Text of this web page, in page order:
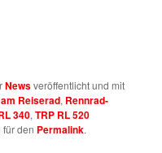
Newsveröffentlicht und mit
Reiserad, Rennrad-
340,TRP RL 520
den Permalink.